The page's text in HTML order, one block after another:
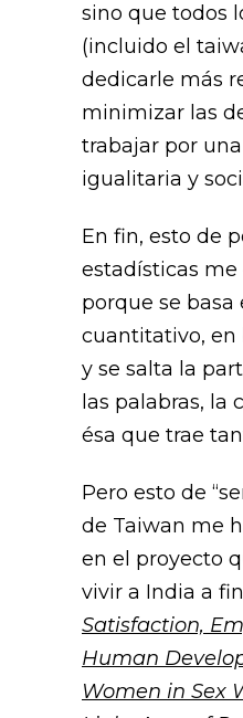
sino que todos
(incluido el
dedicarle más
minimizar las
trabajar por
igualitaria y
En fin, esto de
estadísticas me
porque se basa
cuantitativo, en
y se salta la
las palabras, la
ésa que trae
Pero esto de
de Taiwan me
en el proyecto
vivir a India a
Satisfaction,
Human
Women in Sex